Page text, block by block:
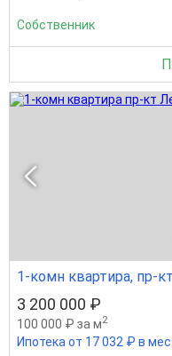
Собственник
1-комн квартира, пр-
3 200 000 ₽
100 000 ₽ за м2
Ипотека от 17 032 ₽ в